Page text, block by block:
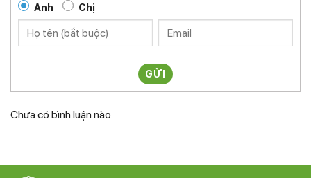
Anh Chị
GỬI
Chưa có bình luận nào